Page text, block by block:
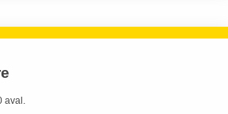
aval.